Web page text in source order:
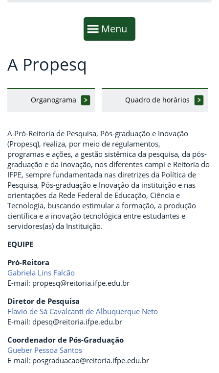
Mostrar
Menu
Fim da navegação
Início do conteúdo
A Propesq
Organograma Quadro de horários
A Pró-Reitoria de Pesquisa, Pós-graduação e Inovação
(Propesq), realiza, por meio de regulamentos,
programas e ações, a gestão sistêmica da pesquisa, da pós-
graduação e da inovação, nos diferentes campi e Reitoria do
IFPE, sempre fundamentada nas diretrizes da Política de
Pesquisa, Pós-graduação e Inovação da instituição e nas
orientações da Rede Federal de Educação, Ciência e
Tecnologia, buscando estimular a formação, a produção
científica e a inovação tecnológica entre estudantes e
servidores(as) da Instituição.
EQUIPE
Pró-Reitora
Gabriela Lins Falcão
E-mail: propesq@reitoria.ifpe.edu.br
Diretor de Pesquisa
Flavio de Sá Cavalcanti de Albuquerque Neto
E-mail: dpesq@reitoria.ifpe.edu.br
Coordenador de Pós-Graduação
Gueber Pessoa Santos
E-mail: posgraduacao@reitoria.ifpe.edu.br